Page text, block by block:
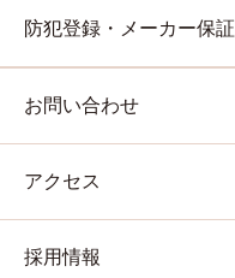
防犯登録・メーカー保証
お問い合わせ
アクセス
採用情報